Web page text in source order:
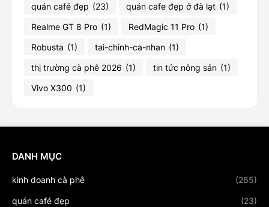
quán café đẹp (23) quán cafe đẹp ở đà lạt (1)
Realme GT 8 Pro (1) RedMagic 11 Pro (1)
Robusta (1) tai-chinh-ca-nhan (1)
thị trường cà phê 2026 (1) tin tức nông sản (1)
Vivo X300 (1)
DANH MỤC
kinh doanh cà phê (265)
quán café đẹp (23)